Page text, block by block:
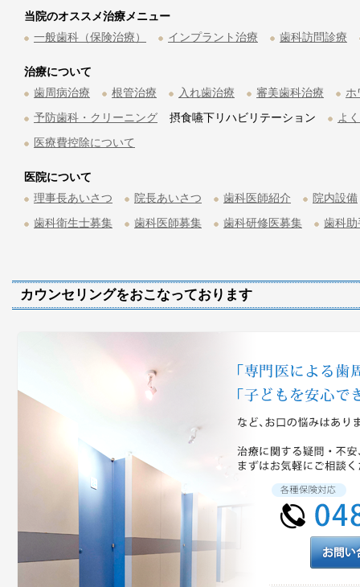
当院のオススメ治療メニュー
一般歯科（保険治療）
インプラント治療 歯科訪問診療
治療について
歯周病治療
根管治療 入れ歯治療 審美歯科治療
ホ
予防歯科・クリーニング
摂食嚥下リハビリテーション
よ
医療費控除について
医院について
理事長あいさつ
院長あいさつ 歯科医師紹介
院内設備
歯科衛生士募集
歯科医師募集 歯科研修医募集 歯科
カウンセリングをおこなっております